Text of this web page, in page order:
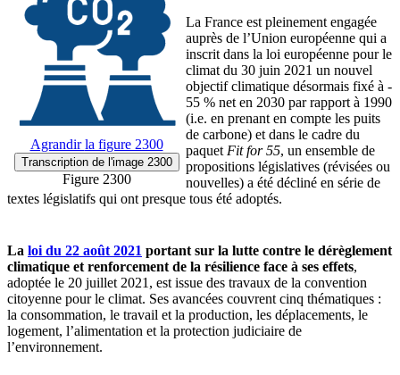
Agrandirla figure 2300
Transcription de l'image 2300
Figure 2300
La France est pleinement engagée
auprès de l’Union européenne qui a
inscrit dans la loi européenne pour le
climat du 30 juin 2021 un nouvel
objectif climatique désormais fixé à -
55 % net en 2030 par rapport à 1990
(i.e. en prenant en compte les puits
de carbone) et dans le cadre du
paquet Fit for 55, un ensemble de
propositions législatives (révisées ou
nouvelles) a été décliné en série de
textes législatifs qui ont presque tous été adoptés.
La loi du 22 août 2021 portant sur la lutte contre le dérèglement
climatique et renforcement de la résilience face à ses effets,
adoptée le 20 juillet 2021, est issue des travaux de la convention
citoyenne pour le climat. Ses avancées couvrent cinq thématiques :
la consommation, le travail et la production, les déplacements, le
logement, l’alimentation et la protection judiciaire de
l’environnement.